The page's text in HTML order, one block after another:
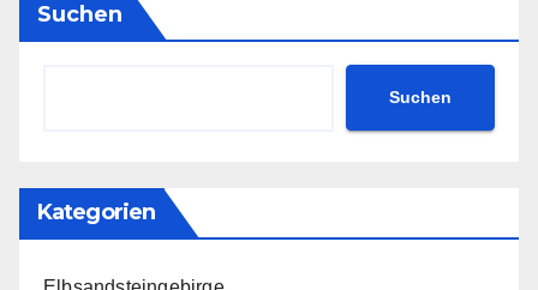
Suchen
Suchen
Kategorien